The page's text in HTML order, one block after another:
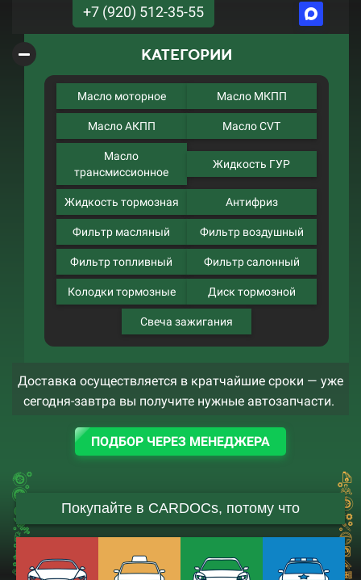
+7 (920) 512-35-55
КАТЕГОРИИ
Масло моторное Масло МКПП
Масло АКПП Масло CVT
Масло
трансмиссионное
Жидкость ГУР
Жидкость тормозная Антифриз
Фильтр масляный Фильтр воздушный
Фильтр топливный Фильтр салонный
Колодки тормозные Диск тормозной
Свеча зажигания
Доставка осуществляется в кратчайшие сроки — уже
сегодня-завтра вы получите нужные автозапчасти.
ПОДБОР ЧЕРЕЗ МЕНЕДЖЕРА
Покупайте в CARDOCs, потому что